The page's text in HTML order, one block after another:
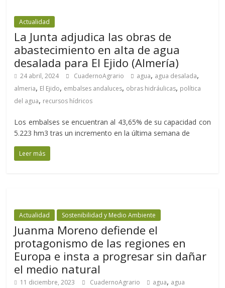
Actualidad
La Junta adjudica las obras de
abastecimiento en alta de agua
desalada para El Ejido (Almería)
24 abril, 2024 CuadernoAgrario agua, agua desalada,
almeria, El Ejido, embalses andaluces, obras hidráulicas, política
del agua, recursos hídricos
Los embalses se encuentran al 43,65% de su capacidad con
5.223 hm3 tras un incremento en la última semana de
Leer más
Actualidad Sostenibilidad y Medio Ambiente
Juanma Moreno defiende el
protagonismo de las regiones en
Europa e insta a progresar sin dañar
el medio natural
11 diciembre, 2023 CuadernoAgrario agua, agua